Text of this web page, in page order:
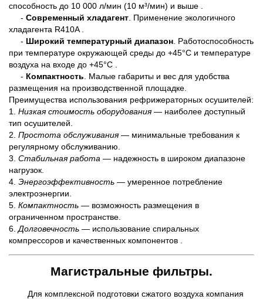
способность до 10 000 л/мин (10 м³/мин) и выше .
- Современный хладагент . Применение экологичного
хладагента R410A .
- Широкий температурный диапазон . Работоспособность
при температуре окружающей среды до +45°C и температуре
воздуха на входе до +45°C .
- Компактность . Малые габариты и вес для удобства
размещения на производственной площадке.
Преимущества использования рефрижераторных осушителей:
1. Низкая стоимость оборудования— наиболее доступный
тип осушителей.
2. Простота обслуживания— минимальные требования к
регулярному обслуживанию.
3. Стабильная работа — надежность в широком диапазоне
нагрузок.
4. Энергоэффективность — умеренное потребление
электроэнергии.
5. Компактность — возможность размещения в
ограниченном пространстве.
6. Долговечность — использование спиральных
компрессоров и качественных компонентов .
Магистральные фильтры.
Для комплексной подготовки сжатого воздуха компания